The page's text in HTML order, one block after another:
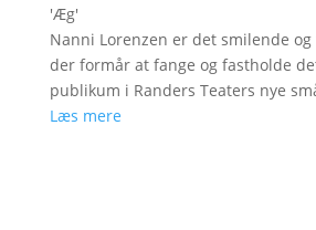
'Æg'
Nanni Lorenzen er det smilende
der formår at fange og fastholde
publikum i Randers Teaters nye
Læs mere